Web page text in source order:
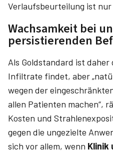
Verlaufsbeurteilung ist
Wachsamkeit bei
persistierenden
Als Goldstandard ist daher
Infiltrate findet, aber
wegen der
allen Patienten machen“,
Kosten und
gegen die ungezielte
sich vor allem, wenn Klinik